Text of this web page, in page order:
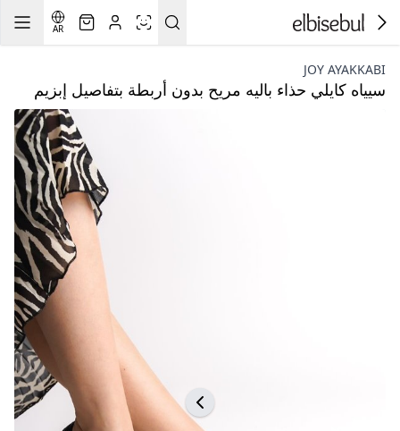
AR
JOY AYAKKABI
سيياه كايلي حذاء باليه مريح بدون أربطة بتفاصيل إبزيم